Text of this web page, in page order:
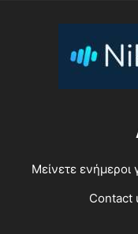
Μείνετε ενήμεροι
Contact